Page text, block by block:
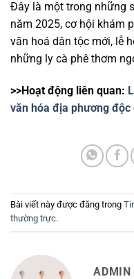
Đây là một trong những
năm 2025, cơ hội khám
văn hoá dân tộc mới, lễ
những ly cà phê thơm
>>Hoạt động liên quan:
văn hóa địa phương độc
Bài viết này được đăng trong
thường trực.
ADMIN